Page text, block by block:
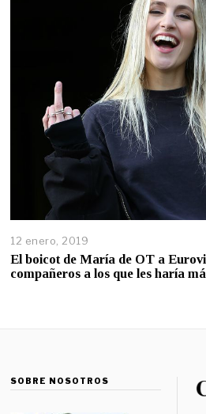
12 enero, 2019
El boicot de María de OT a
compañeros a los que les haría
SOBRE NOSOTROS